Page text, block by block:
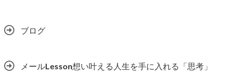
ブログ
メールLesson想い叶える人生を手に入れる「思考」